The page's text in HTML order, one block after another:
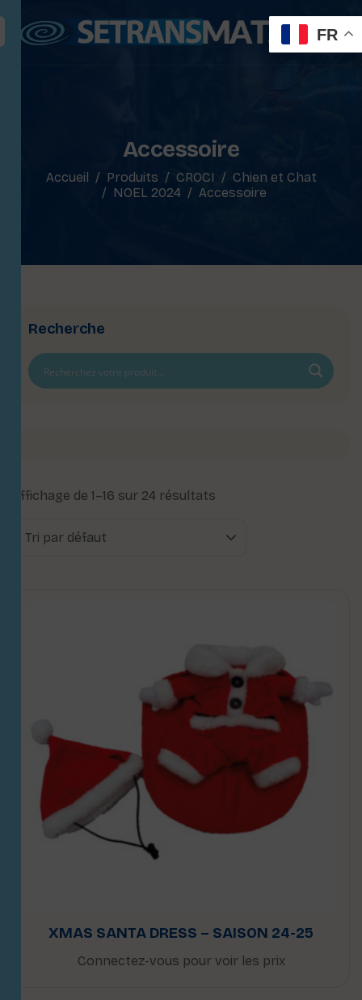
Accessoire
Accueil Produits CROCI
Chien et Chat
NOEL 2024
Accessoire
Recherche
Affichage de 1–16 sur 24 résultats
XMAS SANTA DRESS – SAISON 24-25
Connectez-vous pour voir les prix
FR